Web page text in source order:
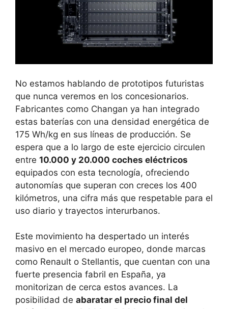
No estamos hablando de prototipos futuristas
que nunca veremos en los concesionarios.
Fabricantes como Changan ya han integrado
estas baterías con una densidad energética de
175 Wh/kg en sus líneas de producción. Se
espera que a lo largo de este ejercicio circulen
entre 10.000 y 20.000 coches eléctricos
equipados con esta tecnología, ofreciendo
autonomías que superan con creces los 400
kilómetros, una cifra más que respetable para el
uso diario y trayectos interurbanos.
Este movimiento ha despertado un interés
masivo en el mercado europeo, donde marcas
como Renault o Stellantis, que cuentan con una
fuerte presencia fabril en España, ya
monitorizan de cerca estos avances. La
posibilidad de abaratar el precio final del